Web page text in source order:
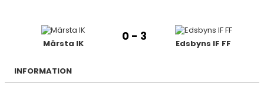
DOKUMENT
KONTAKT
Märsta IK
0 - 3
Edsbyns IF FF
INFORMATION